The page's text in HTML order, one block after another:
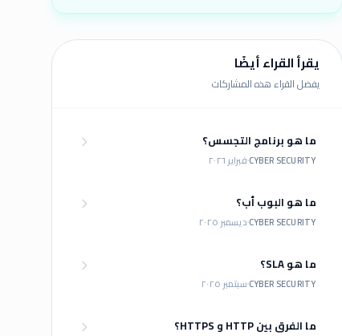
يقرأ القراء أيضًا
يفضل القراء هذه المشاركات
ما هو برنامج التجسس؟
CYBER SECURITYفبراير ٢٠٢٦
ما هو البوب أب؟
CYBER SECURITYديسمبر ٢٠٢٥
ما هو SLA؟
CYBER SECURITYسبتمبر ٢٠٢٥
ما الفرق بين HTTP و HTTPS؟